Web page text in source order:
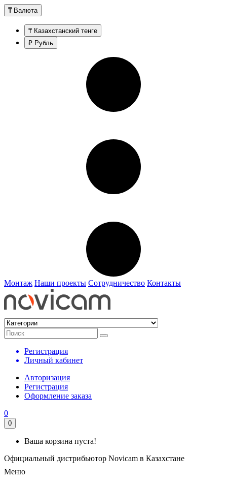
₸ Валюта
₸ Казахстанский тенге
₽ Рубль
Монтаж Наши проекты Сотрудничество Контакты
Регистрация
Личный кабинет
Авторизация
Регистрация
Оформление заказа
0
0
Ваша корзина пуста!
Официальный дистрибьютор Novicam в Казахстане
Меню